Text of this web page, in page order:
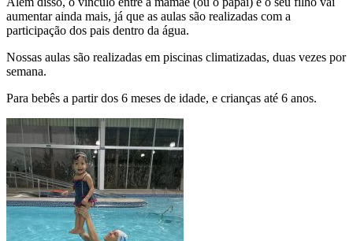
aumentar ainda mais, já que as aulas são realizadas com a
participação dos pais dentro da água.
Nossas aulas são realizadas em piscinas climatizadas, duas vezes por
semana.
Para bebês a partir dos 6 meses de idade, e crianças até 6 anos.